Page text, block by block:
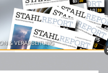
& VERARBEITUNG